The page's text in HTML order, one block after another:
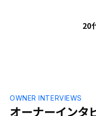
どばいすをいただけま
いします。金融機関の選
です。
20
オーナーインタ
OWNER INTERVIEWS